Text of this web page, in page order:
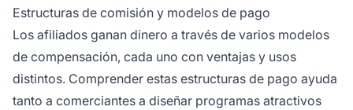
Estructuras de comisión y modelos de pago
Los afiliados ganan dinero a través de varios modelos
de compensación, cada uno con ventajas y usos
distintos. Comprender estas estructuras de pago ayuda
tanto a comerciantes a diseñar programas atractivos